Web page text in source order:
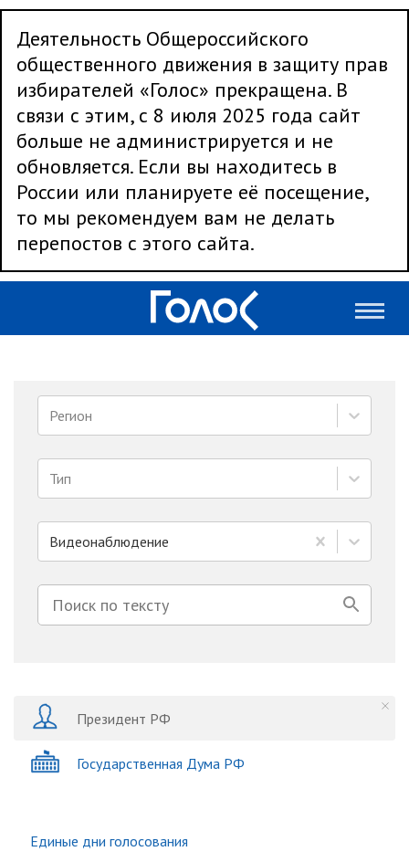
Деятельность Общероссийского
общественного движения в защиту прав
избирателей «Голос» прекращена. В
связи с этим, с 8 июля 2025 года сайт
больше не администрируется и не
обновляется. Если вы находитесь в
России или планируете её посещение,
то мы рекомендуем вам не делать
перепостов с этого сайта.
Регион
Тип
Видеонаблюдение
Президент РФ
Государственная Дума РФ
Единые дни голосования